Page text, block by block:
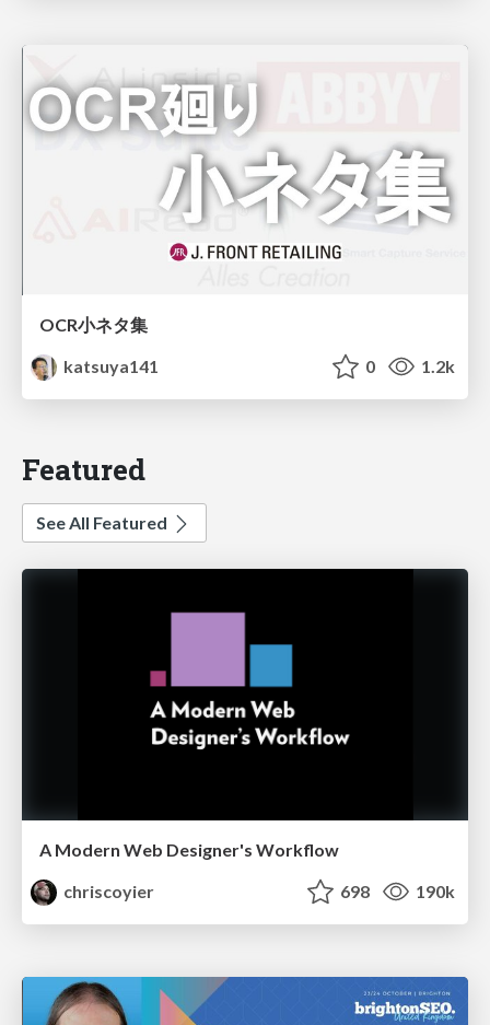
OCR小ネタ集
katsuya141
0 1.2k
Featured
See All Featured
A Modern Web Designer's Workflow
chriscoyier
698 190k